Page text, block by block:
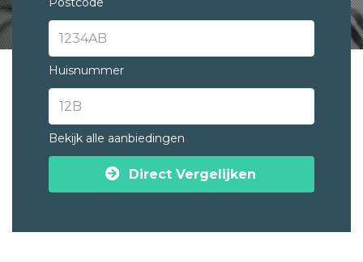
Huisnummer
Bekijk alle aanbiedingen
Direct Vergelijken